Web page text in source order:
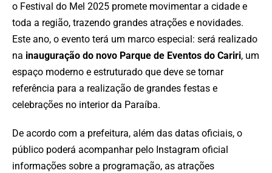
o Festival do Mel 2025 promete movimentar a cidade e
toda a região, trazendo grandes atrações e novidades.
Este ano, o evento terá um marco especial: será realizado
na inauguração do novo Parque de Eventos do Cariri, um
espaço moderno e estruturado que deve se tornar
referência para a realização de grandes festas e
celebrações no interior da Paraíba.
De acordo com a prefeitura, além das datas oficiais, o
público poderá acompanhar pelo Instagram oficial
informações sobre a programação, as atrações